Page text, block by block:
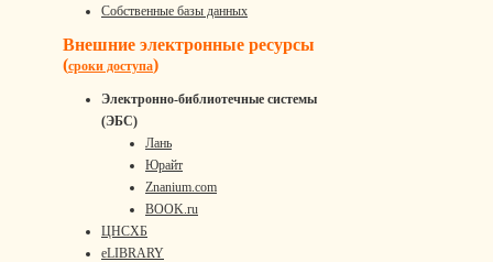
Собственные базы данных
Внешние электронные ресурсы
(сроки доступа)
Электронно-библиотечные системы
(ЭБС)
Лань
Юрайт
Znanium.com
BOOK.ru
ЦНСХБ
eLIBRARY